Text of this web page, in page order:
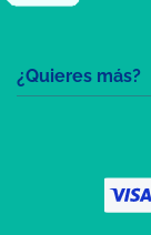
¿Quieres más?